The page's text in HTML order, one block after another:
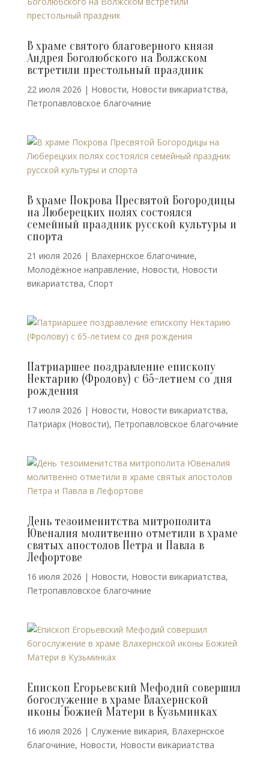
В храме святого благоверного князя
Андрея Боголюбского на Волжском
встретили престольный праздник
22 июля 2026 | Новости, Новости викариатства,
Петропавловское благочиние
В храме Покрова Пресвятой Богородицы
на Люберецких полях состоялся
семейный праздник русской культуры и
спорта
21 июля 2026 | Влахернское благочиние,
Молодёжное направление, Новости, Новости
викариатства, Спорт
Патриаршее поздравление епископу
Нектарию (Фролову) с 65-летием со дня
рождения
17 июля 2026 | Новости, Новости викариатства,
Патриарх (Новости), Петропавловское благочиние
День тезоименитства митрополита
Ювеналия молитвенно отметили в храме
святых апостолов Петра и Павла в
Лефортове
16 июля 2026 | Новости, Новости викариатства,
Петропавловское благочиние
Епископ Егорьевский Мефодий совершил
богослужение в храме Влахернской
иконы Божией Матери в Кузьминках
16 июля 2026 | Cлужение викария, Влахернское
благочиние, Новости, Новости викариатства